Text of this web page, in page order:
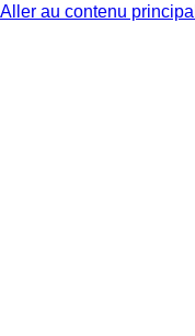
Aller au contenu principal